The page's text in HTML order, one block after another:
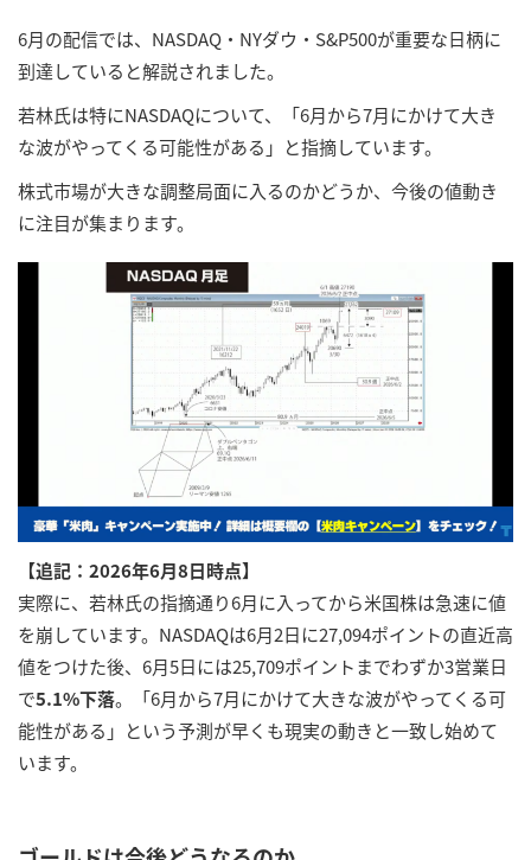
6月の配信では、NASDAQ・NYダウ・S&P500が重要な日柄に
到達していると解説されました。
若林氏は特にNASDAQについて、「6月から7月にかけて大き
な波がやってくる可能性がある」と指摘しています。
株式市場が大きな調整局面に入るのかどうか、今後の値動き
に注目が集まります。
【追記：2026年6月8日時点】
実際に、若林氏の指摘通り6月に入ってから米国株は急速に値
を崩しています。NASDAQは6月2日に27,094ポイントの直近高
値をつけた後、6月5日には25,709ポイントまでわずか3営業日
で5.1%下落。「6月から7月にかけて大きな波がやってくる可
能性がある」という予測が早くも現実の動きと一致し始めて
います。